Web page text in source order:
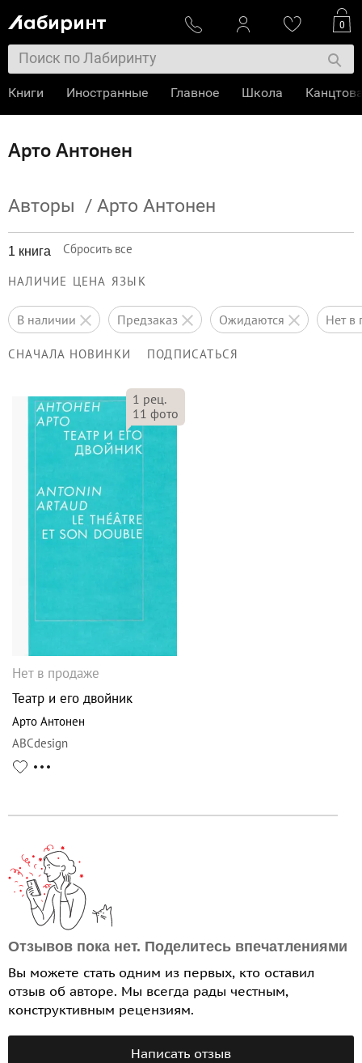
Арто Антонен
Авторы / Арто Антонен
1 книга Сбросить все
НАЛИЧИЕ ЦЕНА ЯЗЫК
в наличии предзаказ ожидаются нет
СНАЧАЛА НОВИНКИ ПОДПИСАТЬСЯ
1 рец.
11 фото
Нет в продаже
Театр и его двойник
Арто Антонен
ABCdesign
Отзывов пока нет. Поделитесь впечатлениями
Вы можете стать одним из первых, кто оставил
отзыв об авторе. Мы всегда рады честным,
конструктивным рецензиям.
Написать отзыв
0
Книги Иностранные Главное Школа